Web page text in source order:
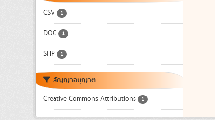
CSV 1
DOC 1
SHP 1
สัญญาอนุญาต
Creative Commons Attributions 1